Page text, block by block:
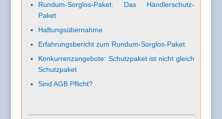
Rundum-Sorglos-Paket: Das Händlerschutz-
Paket
Haftungsübernahme
Erfahrungsbericht zum Rundum-Sorglos-Paket
Konkurrenzangebote: Schutzpaket ist nicht gleich
Schutzpaket
Sind AGB Pflicht?